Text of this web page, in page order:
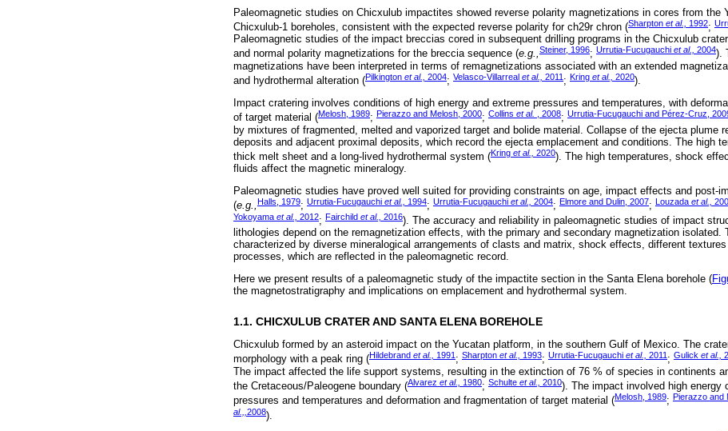
Paleomagnetic studies on Chicxulub impactites showed reverse polarity magnetizations in cores from the
Chicxulub-1 boreholes, consistent with the expected reverse polarity for ch29r chron (Sharpton et al., 1992;
Paleomagnetic studies of the impact breccias cored in subsequent drilling programs in the Chicxulub
and normal polarity magnetizations for the breccia sequence (e.g.,Steiner, 1996; Urrutia-Fucugauchi et al., 2004).
magnetizations have been interpreted in terms of remagnetizations associated with an extended
and hydrothermal alteration (Pilkington et al., 2004; Velasco-Villarreal et al., 2011 ; Kring et al., 2020).
Impact cratering involves conditions of high energy and extreme pressures and temperatures, with
of target material (Melosh, 1989; Pierazzo and Melosh, 2000; Collins et al. , 2008; Urrutia-Fucugauchi and Pérez-Cruz,
by mixtures of fragmented, melted and vaporized target and bolide material. Collapse of the ejecta plume
deposits and adjacent proximal deposits, which record the ejecta emplacement and conditions. The high
thick melt sheet and a long-lived hydrothermal system (Kring et al., 2020). The high temperatures, shock
fluids affect the magnetic mineralogy.
Paleomagnetic studies have proved well suited for providing constraints on age, impact effects and post-
(e.g., Halls, 1979; Urrutia-Fucugauchi et al., 1994; Urrutia-Fucugauchi et al., 2004; Elmore and Dulin, 2007; Louzada et al.,
Yokoyama et al., 2012; Fairchild et al., 2016). The accuracy and reliability in paleomagnetic studies of impact
lithologies depend on the remagnetization effects, with the primary and secondary magnetization isolated.
characterized by diverse mineralogical arrangements of clasts and matrix, shock effects, different
processes, which are reflected in the paleomagnetic record.
Here we present results of a paleomagnetic study of the impactite section in the Santa Elena borehole (
the magnetostratigraphy and implications on emplacement and hydrothermal system.
1.1. CHICXULUB CRATER AND SANTA ELENA BOREHOLE
Chicxulub formed by an asteroid impact on the Yucatan platform, in the southern Gulf of Mexico. The
morphology with a peak ring (Hildebrand et al., 1991 ; Sharpton et al., 1993; Urrutia-Fucugauchi et al., 2011 ; Gulick et al.,
The impact affected the life support systems, resulting in the extinction of 76 % of species in continents
the Cretaceous/Paleogene boundary (Alvarez et al., 1980; Schulte et al., 2010). The impact involved high energy
pressures and temperatures and deformation and fragmentation of target material (Melosh, 1989; Pierazzo and
al.,, 2008).